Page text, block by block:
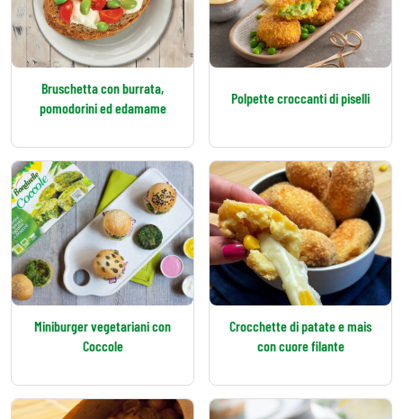
Bruschetta con burrata,
pomodorini ed edamame
Polpette croccanti di piselli
Miniburger vegetariani con
Coccole
Crocchette di patate e mais
con cuore filante